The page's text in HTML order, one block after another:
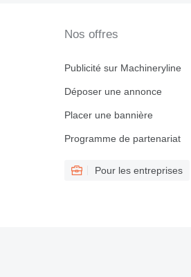
Nos offres
Publicité sur Machineryline
Déposer une annonce
Placer une bannière
Programme de partenariat
Pour les entreprises